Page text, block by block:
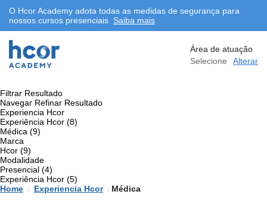
O Hcor Academy adota todas as medidas de segurança para
nossos cursos presenciais Saiba mais
Área de atuação
Selecione
Alterar
Filtrar Resultado
Navegar Refinar Resultado
Experiencia Hcor
Experiência Hcor (8)
Médica (9)
Marca
Hcor (9)
Modalidade
Presencial (4)
Experiência Hcor (5)
Experiencia Hcor
Médica